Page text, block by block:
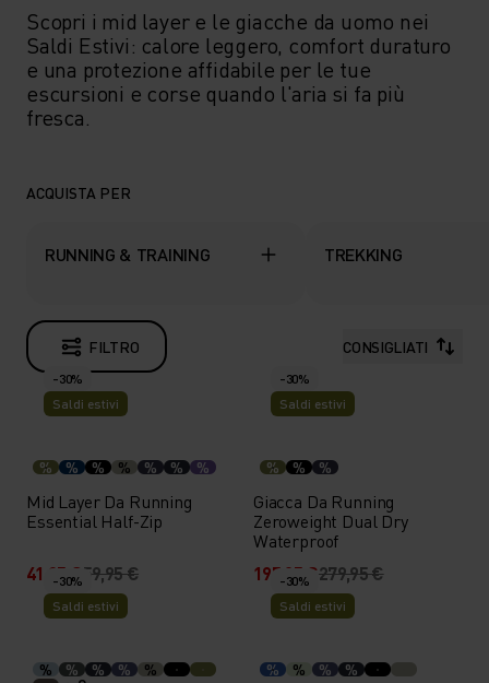
Scopri i mid layer e le giacche da uomo nei
Saldi Estivi: calore leggero, comfort duraturo
e una protezione affidabile per le tue
escursioni e corse quando l'aria si fa più
fresca.
ACQUISTA PER
RUNNING & TRAINING TREKKING
FILTRO CONSIGLIATI
-30%
Saldi estivi
% % % % % % %
Mid Layer Da Running
Essential Half-Zip
41,95 €59,95 €
-30%
Saldi estivi
% % %
Giacca Da Running
Zeroweight Dual Dry
Waterproof
195,95 €279,95 €
-30%
Saldi estivi
% % % % %
-30%
Saldi estivi
% % % %